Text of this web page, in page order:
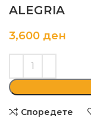
ALEGRIA
3,600 ден
Споредете